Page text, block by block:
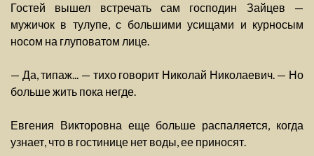
Гостей вышел встречать сам господин Зайцев —
мужичок в тулупе, с большими усищами и курносым
носом на глуповатом лице.
— Да, типаж... — тихо говорит Николай Николаевич. — Но
больше жить пока негде.
Евгения Викторовна еще больше распаляется, когда
узнает, что в гостинице нет воды, ее приносят.